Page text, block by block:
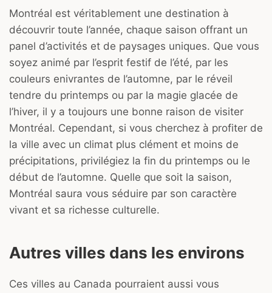
Montréal est véritablement une destination à
découvrir toute l’année, chaque saison offrant un
panel d’activités et de paysages uniques. Que vous
soyez animé par l’esprit festif de l’été, par les
couleurs enivrantes de l’automne, par le réveil
tendre du printemps ou par la magie glacée de
l’hiver, il y a toujours une bonne raison de visiter
Montréal. Cependant, si vous cherchez à profiter de
la ville avec un climat plus clément et moins de
précipitations, privilégiez la fin du printemps ou le
début de l’automne. Quelle que soit la saison,
Montréal saura vous séduire par son caractère
vivant et sa richesse culturelle.
Autres villes dans les environs
Ces villes au Canada pourraient aussi vous